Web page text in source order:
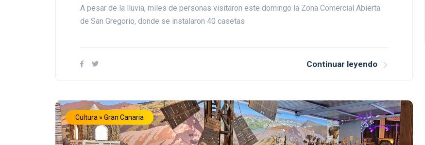
A pesar de la lluvia, miles de personas visitaron este domingo la Zona Comercial Abierta
de San Gregorio, donde se instalaron 40 casetas
Continuar leyendo
Cultura » Gran Canaria